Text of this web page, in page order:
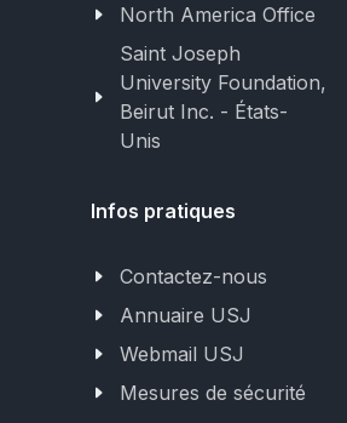
North America Office
Saint Joseph
University Foundation,
Beirut Inc. - États-
Unis
Infos pratiques
Contactez-nous
Annuaire USJ
Webmail USJ
Mesures de sécurité